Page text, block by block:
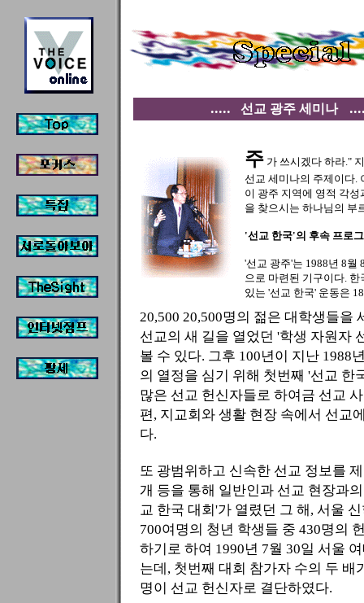
..... 선교 광주 세미나
주 가 쓰시겠다 하라."
선교 세미나의 주제이다.
이 광주 지역에 영적 각
을 찾으시는 하나님의 부
'선교 한국'의 후속 프로
'선교 광주'는 1988년 8월
으로 마련된 기구이다.
있는 '선교 한국' 운동은
20,500 20,500명의 젊은 대학생들을
선교의 새 길을 열었던 '학생 자원자
볼 수 있다. 그후 100년이 지난 1988
의 열정을 심기 위해 첫번째 '선교 한
많은 선교 헌신자들로 하여금 선교
편, 지교회와 생활 현장 속에서 선교
다.
또 광범위하고 신속한 선교 정보를
개 등을 통해 일반인과 선교 현장과
교 한국 대회'가 열렸던 그 해, 서울
700여명의 청년 학생들 중 430명의
하기로 하여 1990년 7월 30일 서울
는데, 첫번째 대회 참가자 수의 두 배
명이 선교 헌신자로 결단하였다.